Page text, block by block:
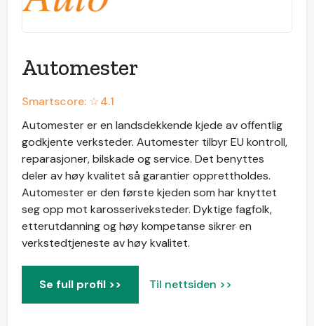
Automester
Smartscore: ☆4.1
Automester er en landsdekkende kjede av offentlig
godkjente verksteder. Automester tilbyr EU kontroll,
reparasjoner, bilskade og service. Det benyttes
deler av høy kvalitet så garantier opprettholdes.
Automester er den første kjeden som har knyttet
seg opp mot karosseriveksteder. Dyktige fagfolk,
etterutdanning og høy kompetanse sikrer en
verkstedtjeneste av høy kvalitet.
Se full profil >> Til nettsiden >>